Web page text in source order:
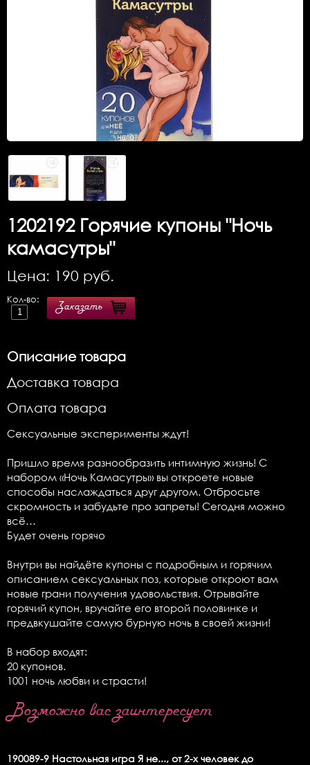
1202192Горячие купоны "Ночь
камасутры"
Цена: 190 руб.
Кол-во:
Заказать
Описание товара
Доставка товара
Оплата товара
Сексуальные эксперименты ждут!
Пришло время разнообразить интимную жизнь! С
набором «Ночь Камасутры» вы откроете новые
способы наслаждаться друг другом. Отбросьте
скромность и забудьте про запреты! Сегодня можно
всё…
Будет очень горячо
Внутри вы найдёте купоны с подробным и горячим
описанием сексуальных поз, которые откроют вам
новые грани получения удовольствия. Отрывайте
горячий купон, вручайте его второй половинке и
предвкушайте самую бурную ночь в своей жизни!
В набор входят:
20 купонов.
1001 ночь любви и страсти!
Возможно вас заинтересует
190089-9 Настольная игра Я не..., от 2-х человек до